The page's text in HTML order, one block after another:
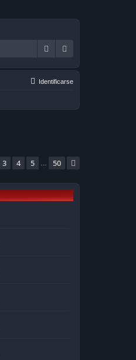
Buscar
Identificarse
de
3 4 5 … 50